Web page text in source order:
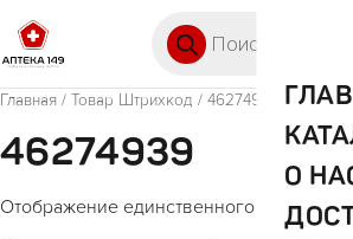
О
Главная / Товар Штрихкод / 46274939
46274939
Отображение единственного товара